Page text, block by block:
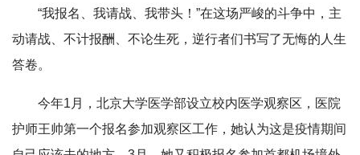
“我报名、我请战、我带头！”在这场严峻的斗争中，主
动请战、不计报酬、不论生死，逆行者们书写了无悔的人生
答卷。
今年1月，北京大学医学部设立校内医学观察区，医院
护师王帅第一个报名参加观察区工作，她认为这是疫情期间